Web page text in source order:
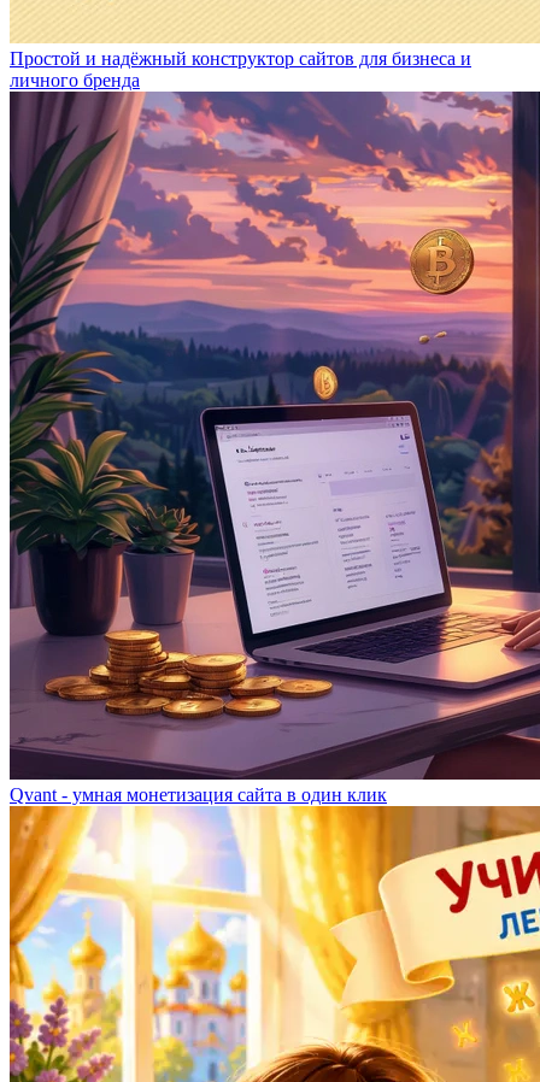
Простой и надёжный конструктор сайтов для бизнеса и
личного бренда
Qvant - умная монетизация сайта в один клик